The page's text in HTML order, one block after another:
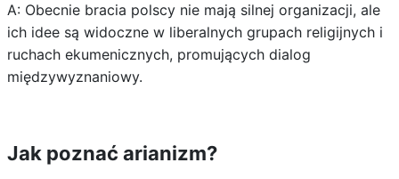
A: Obecnie bracia polscy nie mają silnej organizacji, ale
ich idee są widoczne w liberalnych grupach religijnych i
ruchach ekumenicznych, promujących dialog
międzywyznaniowy.
Jak poznać arianizm?